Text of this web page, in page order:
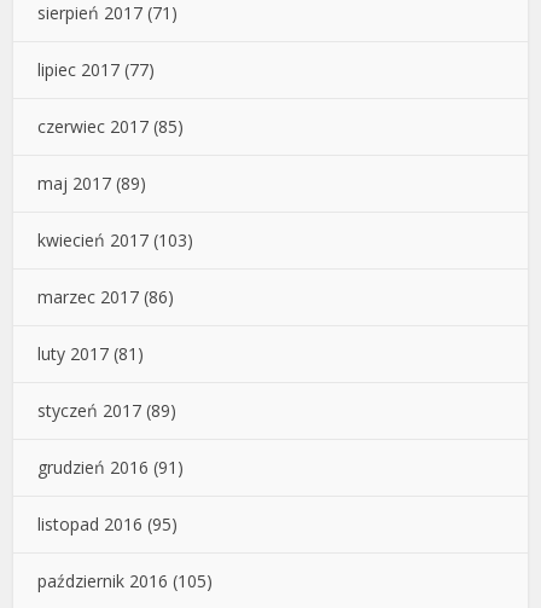
sierpień 2017 (71)
lipiec 2017 (77)
czerwiec 2017 (85)
maj 2017 (89)
kwiecień 2017 (103)
marzec 2017 (86)
luty 2017 (81)
styczeń 2017 (89)
grudzień 2016 (91)
listopad 2016 (95)
październik 2016 (105)